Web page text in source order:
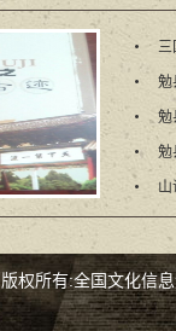
三
勉
勉
勉
山
版权所有:全国文化信